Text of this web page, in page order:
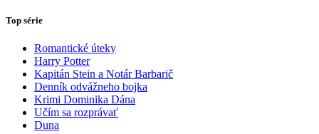
Top série
Romantické úteky
Harry Potter
Kapitán Stein a Notár Barbarič
Denník odvážneho bojka
Krimi Dominika Dána
Učím sa rozprávať
Duna